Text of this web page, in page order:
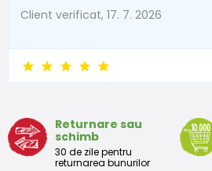
Client verificat, 17. 7. 2026
Returnare sau
schimb
30 de zile pentru
returnarea bunurilor